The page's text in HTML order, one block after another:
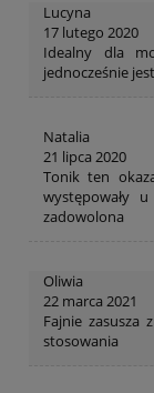
Lucyna
17 lutego 2020
Idealny dla
jednocześnie
Natalia
21 lipca 2020
Tonik ten
występowały
zadowolona
Oliwia
22 marca 2021
Fajnie zasusza
stosowania